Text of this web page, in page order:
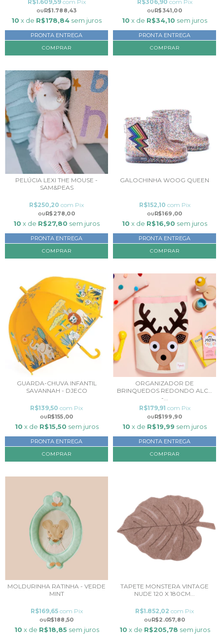
R$1.788,43
R$1.609,59 com Pix
10 x de R$178,84 sem juros
PRONTA ENTREGA
R$341,00
R$306,90 com Pix
10 x de R$34,10 sem juros
PRONTA ENTREGA
COMPRAR
PELÚCIA LEXI THE MOUSE -
SAM&PEAS
R$278,00
R$250,20 com Pix
10 x de R$27,80 sem juros
PRONTA ENTREGA
GALOCHINHA WOOG QUEEN
R$169,00
R$152,10 com Pix
10 x de R$16,90 sem juros
PRONTA ENTREGA
COMPRAR
GUARDA-CHUVA INFANTIL
SAVANNAH - DJECO
R$155,00
R$139,50 com Pix
10 x de R$15,50 sem juros
PRONTA ENTREGA
ORGANIZADOR DE
BRINQUEDOS REDONDO ALCE
-...
R$199,90
R$179,91 com Pix
10 x de R$19,99 sem juros
PRONTA ENTREGA
MOLDURINHA RATINHA - VERDE
MINT
R$188,50
R$169,65 com Pix
10 x de R$18,85 sem juros
TAPETE MONSTERA VINTAGE
NUDE 120 X 180CM...
R$2.057,80
R$1.852,02 com Pix
10 x de R$205,78 sem juros